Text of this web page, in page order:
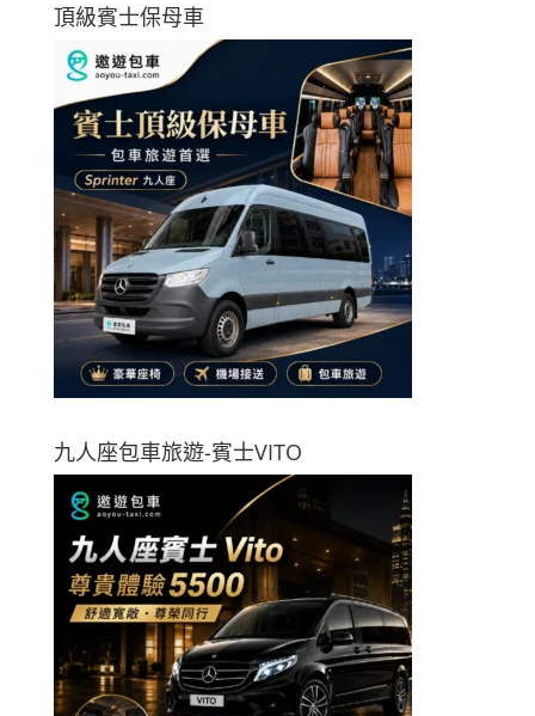
頂級賓士保母車
九人座包車旅遊-賓士VITO